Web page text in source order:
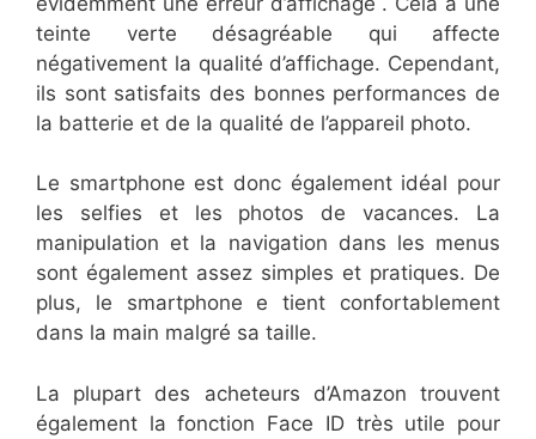
teinte verte désagréable qui affecte
négativement la qualité d’affichage. Cependant,
ils sont satisfaits des bonnes performances de
la batterie et de la qualité de l’appareil photo.
Le smartphone est donc également idéal pour
les selfies et les photos de vacances. La
manipulation et la navigation dans les menus
sont également assez simples et pratiques. De
plus, le smartphone e tient confortablement
dans la main malgré sa taille.
La plupart des acheteurs d’Amazon trouvent
également la fonction Face ID très utile pour